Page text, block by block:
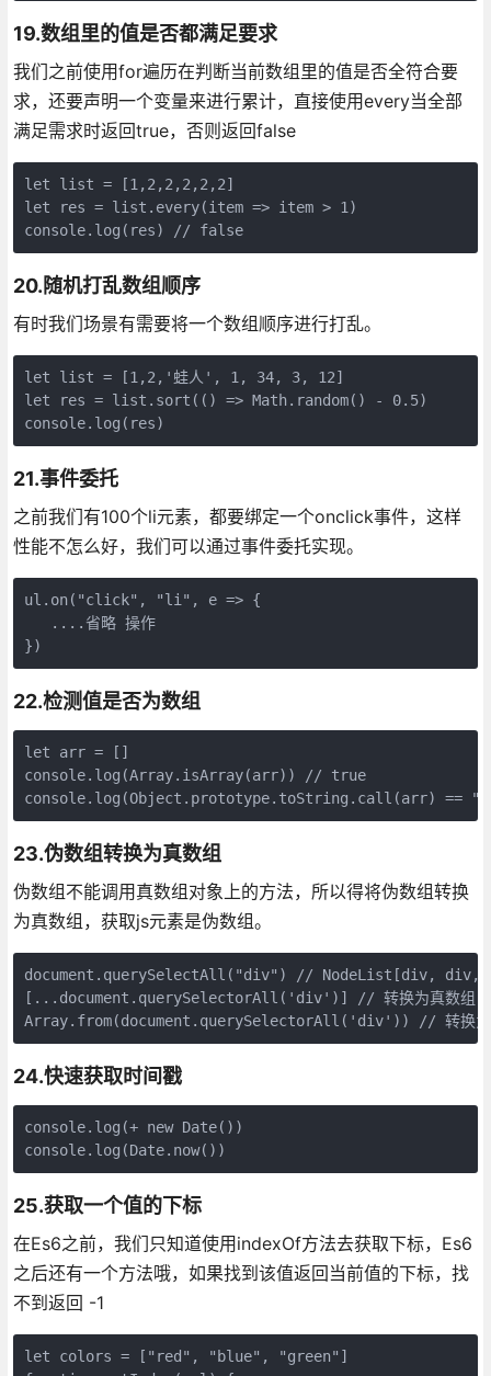
19.数组里的值是否都满足要求
我们之前使用for遍历在判断当前数组里的值是否全符合要
求，还要声明一个变量来进行累计，直接使用every当全部
满足需求时返回true，否则返回false
let list = [1,2,2,2,2,2]
let res = list.every(item => item > 1)
console.log(res) // false
20.随机打乱数组顺序
有时我们场景有需要将一个数组顺序进行打乱。
let list = [1,2,'蛙人', 1, 34, 3, 12]
let res = list.sort(() => Math.random() - 0.5)
console.log(res)
21.事件委托
之前我们有100个li元素，都要绑定一个onclick事件，这样
性能不怎么好，我们可以通过事件委托实现。
ul.on("click", "li", e => {
   ....省略 操作
})
22.检测值是否为数组
let arr = []
console.log(Array.isArray(arr)) // true
console.log(Object.prototype.toString.call(arr) ==
23.伪数组转换为真数组
伪数组不能调用真数组对象上的方法，所以得将伪数组转换
为真数组，获取js元素是伪数组。
document.querySelectAll("div") // NodeList[div,
[...document.querySelectorAll('div')] // 转换为真数组
Array.from(document.querySelectorAll('div')) // 转换为
24.快速获取时间戳
console.log(+ new Date())
console.log(Date.now())
25.获取一个值的下标
在Es6之前，我们只知道使用indexOf方法去获取下标，Es6
之后还有一个方法哦，如果找到该值返回当前值的下标，找
不到返回 -1
let colors = ["red", "blue", "green"]